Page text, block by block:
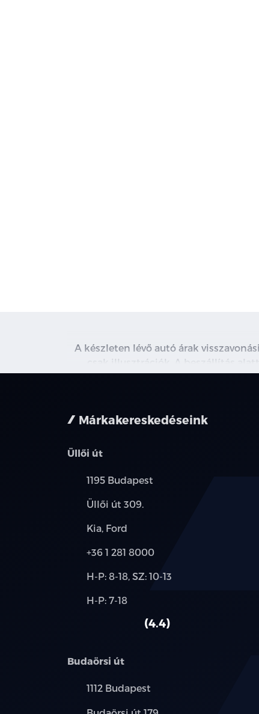
A készleten lévő autó árak
csak illusztrációk. A beszállítás
kapcsolatot. A használt autó
Márkakereskedéseink
Üllői út
Település:
1195 Budapest
Cím:
Üllői út 309.
Márkák:
Kia, Ford
Telefon:
+36 1 281 8000
Új-
használt
H-P: 8-18, SZ: 10-13
Alkatrész,
H-P: 7-18
4.4
Budaörsi út
Település:
1112 Budapest
Cím: